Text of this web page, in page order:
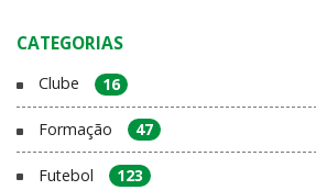
CATEGORIAS
Clube 16
Formação 47
Futebol 123